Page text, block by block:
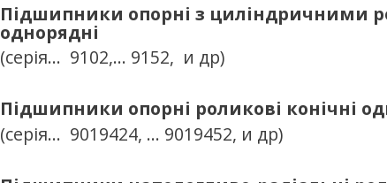
Підшипники опорні з циліндричними
однорядні
(серія... 9102,... 9152, и др)
Підшипники опорні роликові конічні
(серія... 9019424, … 9019452, и др)